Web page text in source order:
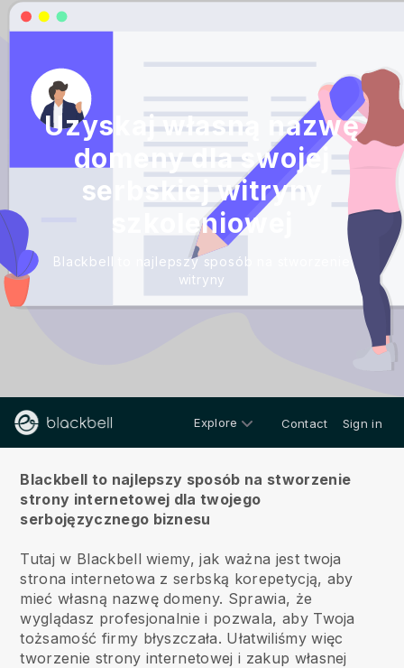
Uzyskaj własną nazwę
domeny dla swojej
serbskiej witryny
szkoleniowej
Blackbell to najlepszy sposób na stworzenie
witryny
Explore Contact Sign in
Blackbell to najlepszy sposób na stworzenie
strony internetowej dla twojego
serbojęzycznego biznesu
Tutaj w Blackbell wiemy, jak ważna jest twoja
strona internetowa z serbską korepetycją, aby
mieć własną nazwę domeny. Sprawia, że
wyglądasz profesjonalnie i pozwala, aby Twoja
tożsamość firmy błyszczała. Ułatwiliśmy więc
tworzenie strony internetowej i zakup własnej